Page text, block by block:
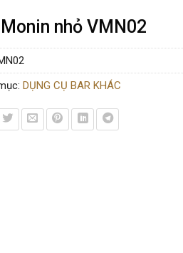
nhỏ VMN02
DỤNG CỤ BAR KHÁC